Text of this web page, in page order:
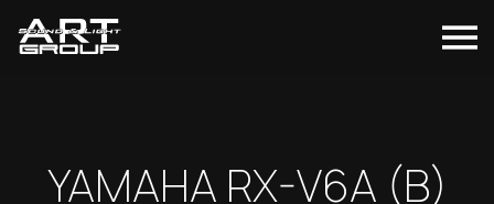
YAMAHA RX-V6A (B)